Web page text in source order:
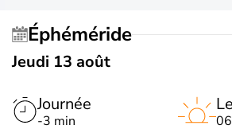
Éphéméride
Jeudi 13 août
Journée
-3 min